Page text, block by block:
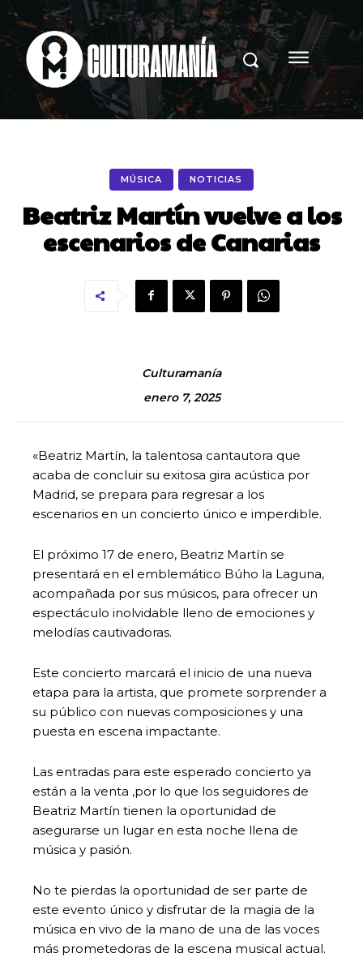
MÚSICA NOTICIAS
Beatriz Martín vuelve a los
escenarios de Canarias
Culturamanía
enero 7, 2025
«Beatriz Martín, la talentosa cantautora que
acaba de concluir su exitosa gira acústica por
Madrid, se prepara para regresar a los
escenarios en un concierto único e imperdible.
El próximo 17 de enero, Beatriz Martín se
presentará en el emblemático Búho la Laguna,
acompañada por sus músicos, para ofrecer un
espectáculo inolvidable lleno de emociones y
melodías cautivadoras.
Este concierto marcará el inicio de una nueva
etapa para la artista, que promete sorprender a
su público con nuevas composiciones y una
puesta en escena impactante.
Las entradas para este esperado concierto ya
están a la venta ,por lo que los seguidores de
Beatriz Martín tienen la oportunidad de
asegurarse un lugar en esta noche llena de
música y pasión.
No te pierdas la oportunidad de ser parte de
este evento único y disfrutar de la magia de la
música en vivo de la mano de una de las voces
más prometedoras de la escena musical actual.